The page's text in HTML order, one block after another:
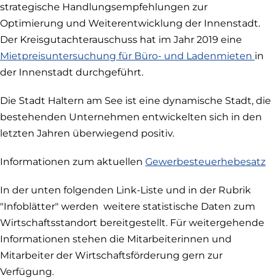
strategische Handlungsempfehlungen zur
Optimierung und Weiterentwicklung der Innenstadt.
Der Kreisgutachterauschuss hat im Jahr 2019 eine
Mietpreisuntersuchung für Büro- und Ladenmieten in
der Innenstadt durchgeführt.
Die Stadt Haltern am See ist eine dynamische Stadt, die
bestehenden Unternehmen entwickelten sich in den
letzten Jahren überwiegend positiv.
Informationen zum aktuellen Gewerbesteuerhebesatz
In der unten folgenden Link-Liste und in der Rubrik
"Infoblätter" werden weitere statistische Daten zum
Wirtschaftsstandort bereitgestellt. Für weitergehende
Informationen stehen die Mitarbeiterinnen und
Mitarbeiter der Wirtschaftsförderung gern zur
Verfügung.